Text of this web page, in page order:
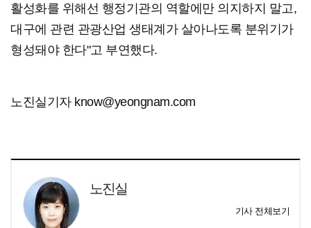
활성화를 위해선 행정기관의 역할에만 의지하지 말고,
대구에 관련 관광산업 생태계가 살아나도록 분위기가
형성돼야 한다"고 부연했다.
노진실기자 know@yeongnam.com
노진실
기사 전체보기